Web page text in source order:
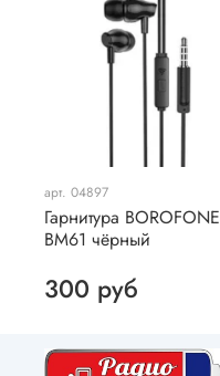
арт. 04897
Гарнитура BOROFONE
BM61 чёрный
300 руб